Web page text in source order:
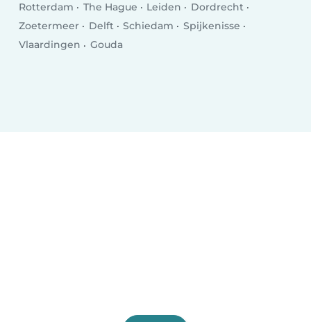
Rotterdam The Hague Leiden
Dordrecht
Zoetermeer
Delft Schiedam
Spijkenisse
Vlaardingen
Gouda